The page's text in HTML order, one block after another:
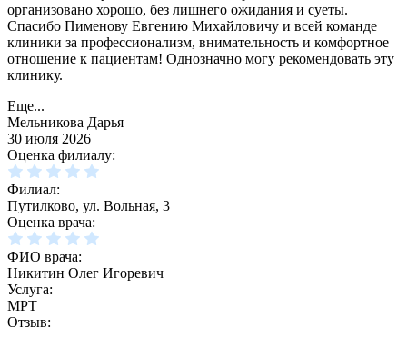
организовано хорошо, без лишнего ожидания и суеты.
Спасибо Пименову Евгению Михайловичу и всей команде
клиники за профессионализм, внимательность и комфортное
отношение к пациентам! Однозначно могу рекомендовать эту
клинику.
Еще...
Мельникова Дарья
30 июля 2026
Оценка филиалу:
Филиал:
Путилково, ул. Вольная, 3
Оценка врача:
ФИО врача:
Никитин Олег Игоревич
Услуга:
МРТ
Отзыв: